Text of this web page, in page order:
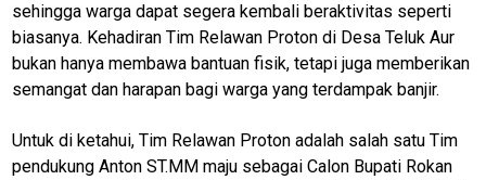
sehingga warga dapat segera kembali beraktivitas seperti
biasanya. Kehadiran Tim Relawan Proton di Desa Teluk Aur
bukan hanya membawa bantuan fisik, tetapi juga memberikan
semangat dan harapan bagi warga yang terdampak banjir.
Untuk di ketahui, Tim Relawan Proton adalah salah satu Tim
pendukung Anton ST.MM maju sebagai Calon Bupati Rokan
M
N
Home